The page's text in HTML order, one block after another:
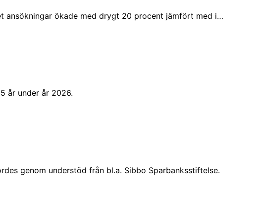
ansökningar ökade med drygt 20 procent jämfört med i…
år under år 2026.
genom understöd från bl.a. Sibbo Sparbanksstiftelse.